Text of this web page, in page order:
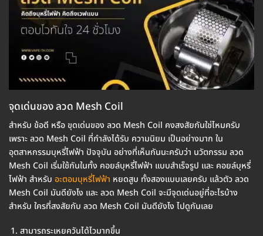
จุดเด่นของ ลวด Mesh Coil
สำหรับ ข้อดี หรือ ขุดเด่นของ ลวด Mesh Coil คงสงสัยกันใช่ไหมครับ
เพราะ ลวด Mesh Coil ที่กำลังได้รับ ความนิยม เป็นอย่างมาก ใน
อุตสาหกรรมบุหรี่ไฟฟ้า ปัจจุบัน อย่างที่เห็นกันนะครับว่า นวัตกรรม ลวด
Mesh Coil เริ่มใช้กันในทั้ง คอยล์บุหรี่ไฟฟ้า แบบสำเร็จรูป และ คอยล์บุหรี่
ไฟฟ้า สำหรับ อะตอมบุหรี่ไฟฟ้า หยดสูบ ทั้งสองแบบเลยครับ แล้วตัว ลวด
Mesh Coil มันดียังไง และ ลวด Mesh Coil จะมีจุดเด่นอยู่ที่อะไรบ้าง
สำหรับ ใครที่สงสัยกับ ลวด Mesh Coil มันดียังไง ไปดูกันเลย
สามารถระเหยควันได้ไวมากขึ้น